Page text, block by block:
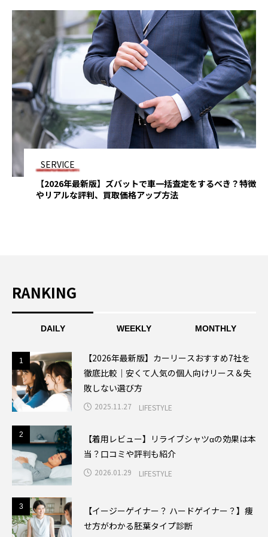
SERVICE
【2026年最新版】ズバットで車一括査定をするべき？特徴
やリアルな評判、買取価格アップ方法
RANKING
DAILY WEEKLY MONTHLY
1
【2026年最新版】カーリースおすすめ7社を
徹底比較｜安くて人気の個人向けリース＆失
敗しない選び方
2025.11.27 LIFESTYLE
2
【着用レビュー】リライブシャツαの効果は本
当？口コミや評判も紹介
2026.01.29 LIFESTYLE
3
【イージーゲイナー？ ハードゲイナー？】痩
せ方がわかる胚葉タイプ診断